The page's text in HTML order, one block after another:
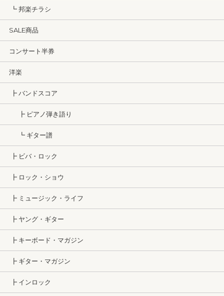
┗ 邦楽チラシ
SALE商品
コンサート半券
洋楽
┣ バンドスコア
┣ ピアノ弾き語り
┗ ギター譜
┣ ビバ・ロック
┣ ロック・ショウ
┣ ミュージック・ライフ
┣ ヤング・ギター
┣ キーボード・マガジン
┣ ギター・マガジン
┣ インロック